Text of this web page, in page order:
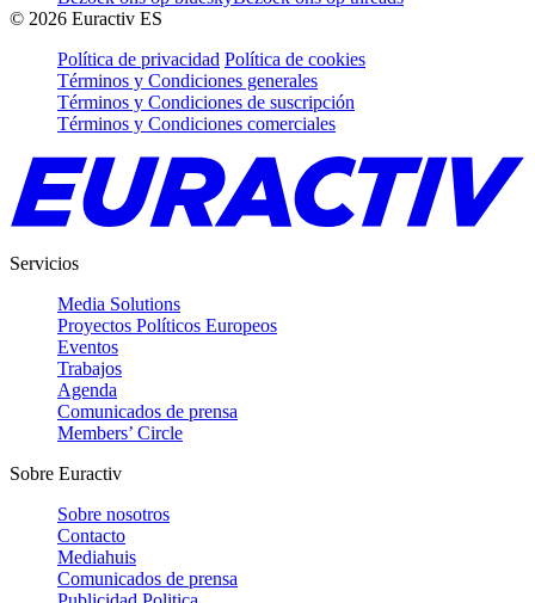
© 2026 Euractiv ES
Política de privacidad Política de cookies
Términos y Condiciones generales
Términos y Condiciones de suscripción
Términos y Condiciones comerciales
Servicios
Media Solutions
Proyectos Políticos Europeos
Eventos
Trabajos
Agenda
Comunicados de prensa
Members’ Circle
Sobre Euractiv
Sobre nosotros
Contacto
Mediahuis
Comunicados de prensa